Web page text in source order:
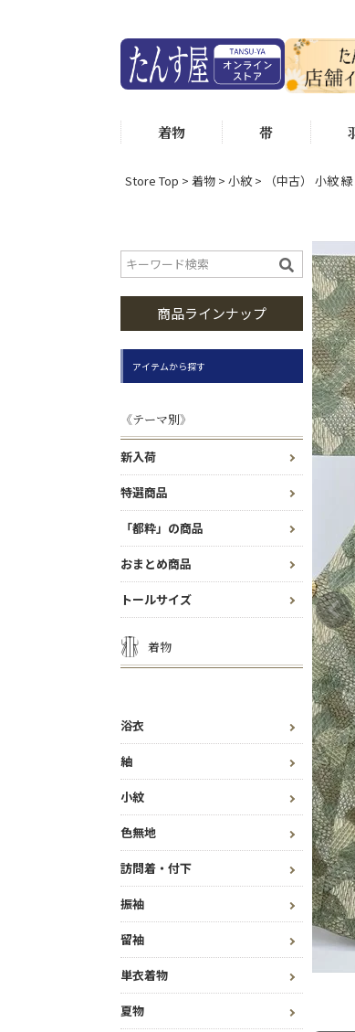
着物 帯
Store Top 着物 小紋 （中古） 小紋
商品ラインナップ
アイテムから探す
《テーマ別》
新入荷
特選商品
「都粋」の商品
おまとめ商品
トールサイズ
着物
浴衣
紬
小紋
色無地
訪問着・付下
振袖
留袖
単衣着物
夏物